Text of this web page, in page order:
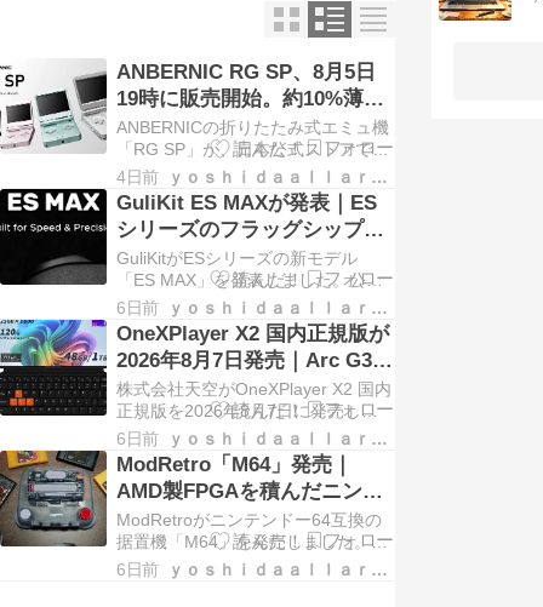
ANBERNIC RG SP、8月5日
19時に販売開始。約10%薄く
なった折りたたみエミュ機が
10,999円
ANBERNICの折りたたみ式エミュ機
「RG SP」が、日本公式ストアで
2026年8月5日19時に販売開始。通
常価格10,999円、セール価格9,799
円。3.4インチIPS・H700・
3,300mAhで、従来より約10%薄型
化しています。
4日前 ｙｏｓｈｉｄａａｌｌａｒｃｈｉｖｅｓ
GuliKit ES MAXが発表｜ES
シリーズのフラッグシップモ
デル、詳細は近日公開
GuliKitがESシリーズの新モデル
「ES MAX」を発表しました。公式X
での発表内容と、公式アプリ・ファ
ームウェアでの扱い、8月12日まで
の発売前キャンペーンをまとめま
す。
6日前 ｙｏｓｈｉｄａａｌｌａｒｃｈｉｖｅｓ
OneXPlayer X2 国内正規版が
2026年8月7日発売｜Arc G3
Extreme搭載の3 in 1 AI PC、
予約価格348,000円
株式会社天空がOneXPlayer X2 国内
正規版を2026年8月7日に発売しま
す。Arc G3 Extreme搭載の3 in 1 AI
PCで、通常価格358,000円（税
込）、予約価格348,000円（税込）
です。
6日前 ｙｏｓｈｉｄａａｌｌａｒｃｈｉｖｅｓ
ModRetro「M64」発売｜
AMD製FPGAを積んだニンテ
ンドー64互換機、CRT用AVア
ダプターも登場
ModRetroがニンテンドー64互換の
据置機「M64」を発売しました。
16nmプロセスのAMD UltraScale+
FPGAを搭載し、オリジナルのカー
6日前 ｙｏｓｈｉｄａａｌｌａｒｃｈｉｖｅｓ